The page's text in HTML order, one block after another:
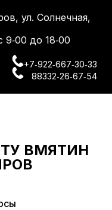
ул. Солнечная,
до 18‑00
+7‑922‑667‑30‑33
88332‑26‑67‑54
ВМЯТИН